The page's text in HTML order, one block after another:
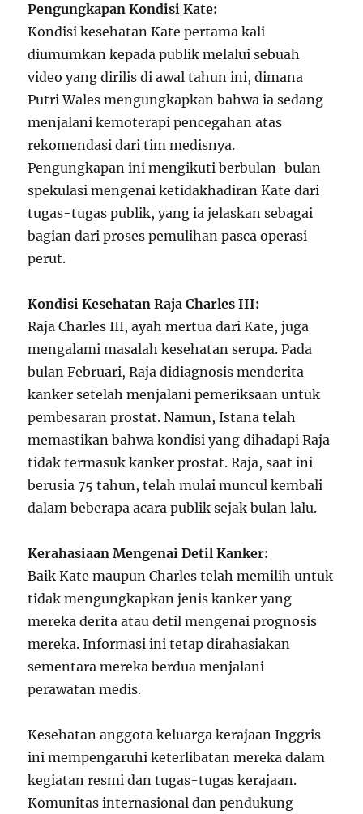
Pengungkapan Kondisi Kate:
Kondisi kesehatan Kate pertama kali
diumumkan kepada publik melalui sebuah
video yang dirilis di awal tahun ini, dimana
Putri Wales mengungkapkan bahwa ia sedang
menjalani kemoterapi pencegahan atas
rekomendasi dari tim medisnya.
Pengungkapan ini mengikuti berbulan-bulan
spekulasi mengenai ketidakhadiran Kate dari
tugas-tugas publik, yang ia jelaskan sebagai
bagian dari proses pemulihan pasca operasi
perut.
Kondisi Kesehatan Raja Charles III:
Raja Charles III, ayah mertua dari Kate, juga
mengalami masalah kesehatan serupa. Pada
bulan Februari, Raja didiagnosis menderita
kanker setelah menjalani pemeriksaan untuk
pembesaran prostat. Namun, Istana telah
memastikan bahwa kondisi yang dihadapi Raja
tidak termasuk kanker prostat. Raja, saat ini
berusia 75 tahun, telah mulai muncul kembali
dalam beberapa acara publik sejak bulan lalu.
Kerahasiaan Mengenai Detil Kanker:
Baik Kate maupun Charles telah memilih untuk
tidak mengungkapkan jenis kanker yang
mereka derita atau detil mengenai prognosis
mereka. Informasi ini tetap dirahasiakan
sementara mereka berdua menjalani
perawatan medis.
Kesehatan anggota keluarga kerajaan Inggris
ini mempengaruhi keterlibatan mereka dalam
kegiatan resmi dan tugas-tugas kerajaan.
Komunitas internasional dan pendukung